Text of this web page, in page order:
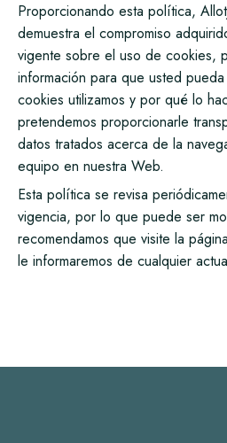
Proporcionando esta política,
demuestra el compromiso
vigente sobre el uso de cookies,
información para que usted
cookies utilizamos y por qué lo
pretendemos proporcionarle
datos tratados acerca de la
equipo en nuestra Web.
Esta política se revisa
vigencia, por lo que puede ser
recomendamos que visite la
le informaremos de cualquier